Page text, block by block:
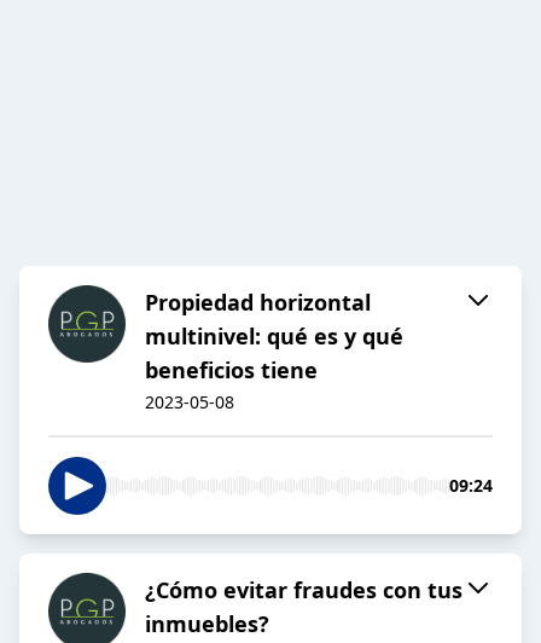
Propiedad horizontal
multinivel: qué es y qué
beneficios tiene
2023-05-08
09:24
¿Cómo evitar fraudes con tus
inmuebles?